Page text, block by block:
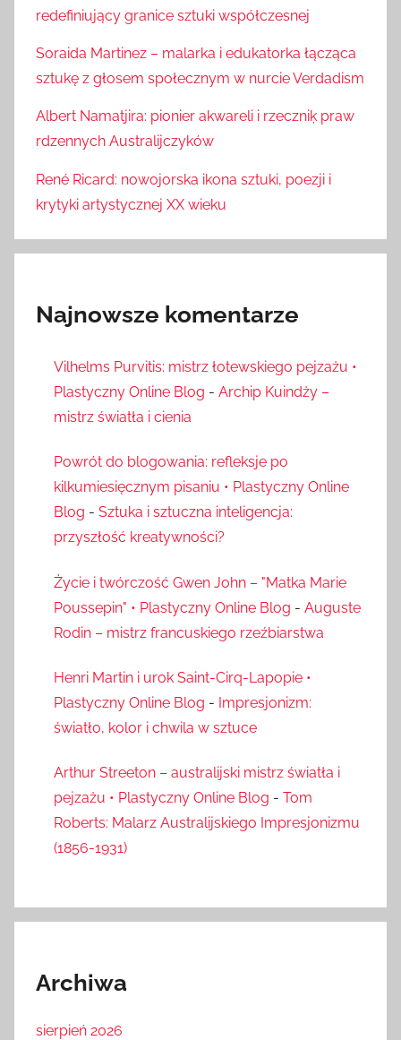
redefiniujący granice sztuki współczesnej
Soraida Martinez – malarka i edukatorka łącząca
sztukę z głosem społecznym w nurcie Verdadism
Albert Namatjira: pionier akwareli i rzeczniķ praw
rdzennych Australijczyków
René Ricard: nowojorska ikona sztuki, poezji i
krytyki artystycznej XX wieku
Najnowsze komentarze
Vilhelms Purvitis: mistrz łotewskiego pejzażu •
Plastyczny Online Blog - Archip Kuindży –
mistrz światła i cienia
Powrót do blogowania: refleksje po
kilkumiesięcznym pisaniu • Plastyczny Online
Blog - Sztuka i sztuczna inteligencja:
przyszłość kreatywności?
Życie i twórczość Gwen John – "Matka Marie
Poussepin" • Plastyczny Online Blog - Auguste
Rodin – mistrz francuskiego rzeźbiarstwa
Henri Martin i urok Saint-Cirq-Lapopie •
Plastyczny Online Blog - Impresjonizm:
światło, kolor i chwila w sztuce
Arthur Streeton – australijski mistrz światła i
pejzażu • Plastyczny Online Blog - Tom
Roberts: Malarz Australijskiego Impresjonizmu
(1856-1931)
Archiwa
sierpień 2026